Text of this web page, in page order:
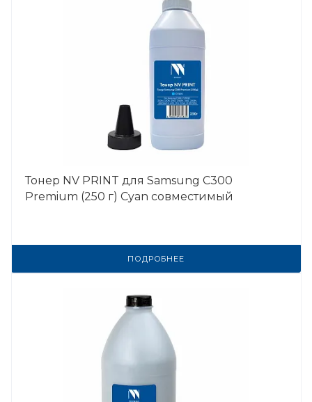
Тонер NV PRINT для Samsung C300
Premium (250 г) Cyan совместимый
ПОДРОБНЕЕ